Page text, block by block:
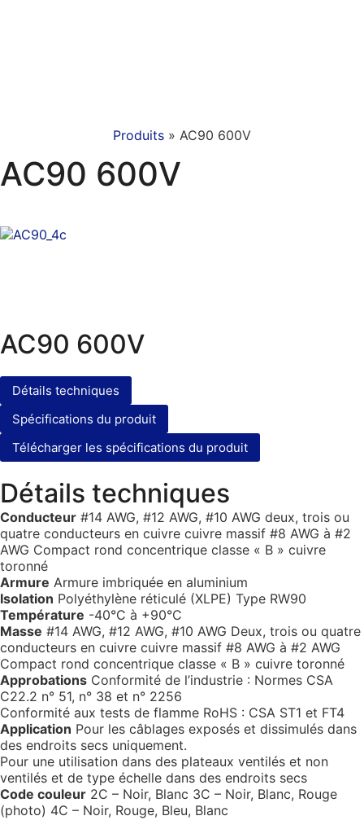
Produits » AC90 600V
AC90 600V
AC90 600V
Détails techniques
Spécifications du produit
Télécharger les spécifications du produit
Détails techniques
Conducteur #14 AWG, #12 AWG, #10 AWG deux, trois ou
quatre conducteurs en cuivre cuivre massif #8 AWG à #2
AWG Compact rond concentrique classe « B » cuivre
toronné
Armure Armure imbriquée en aluminium
Isolation Polyéthylène réticulé (XLPE) Type RW90
Température -40°C à +90°C
Masse #14 AWG, #12 AWG, #10 AWG Deux, trois ou quatre
conducteurs en cuivre cuivre massif #8 AWG à #2 AWG
Compact rond concentrique classe « B » cuivre toronné
Approbations Conformité de l’industrie : Normes CSA
C22.2 n° 51, n° 38 et n° 2256
Conformité aux tests de flamme RoHS : CSA ST1 et FT4
Application Pour les câblages exposés et dissimulés dans
des endroits secs uniquement.
Pour une utilisation dans des plateaux ventilés et non
ventilés et de type échelle dans des endroits secs
Code couleur 2C – Noir, Blanc 3C – Noir, Blanc, Rouge
(photo) 4C – Noir, Rouge, Bleu, Blanc